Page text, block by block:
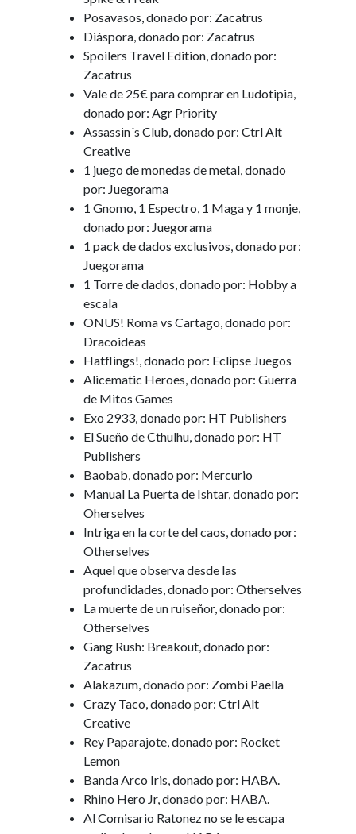
Posavasos, donado por: Zacatrus
Diáspora, donado por: Zacatrus
Spoilers Travel Edition, donado por:
Zacatrus
Vale de 25€ para comprar en Ludotipia,
donado por: Agr Priority
Assassin´s Club, donado por: Ctrl Alt
Creative
1 juego de monedas de metal, donado
por: Juegorama
1 Gnomo, 1 Espectro, 1 Maga y 1 monje,
donado por: Juegorama
1 pack de dados exclusivos, donado por:
Juegorama
1 Torre de dados, donado por: Hobby a
escala
ONUS! Roma vs Cartago, donado por:
Dracoideas
Hatflings!, donado por: Eclipse Juegos
Alicematic Heroes, donado por: Guerra
de Mitos Games
Exo 2933, donado por: HT Publishers
El Sueño de Cthulhu, donado por: HT
Publishers
Baobab, donado por: Mercurio
Manual La Puerta de Ishtar, donado por:
Oherselves
Intriga en la corte del caos, donado por:
Otherselves
Aquel que observa desde las
profundidades, donado por: Otherselves
La muerte de un ruiseñor, donado por:
Otherselves
Gang Rush: Breakout, donado por:
Zacatrus
Alakazum, donado por: Zombi Paella
Crazy Taco, donado por: Ctrl Alt
Creative
Rey Paparajote, donado por: Rocket
Lemon
Banda Arco Iris, donado por: HABA.
Rhino Hero Jr, donado por: HABA.
Al Comisario Ratonez no se le escapa